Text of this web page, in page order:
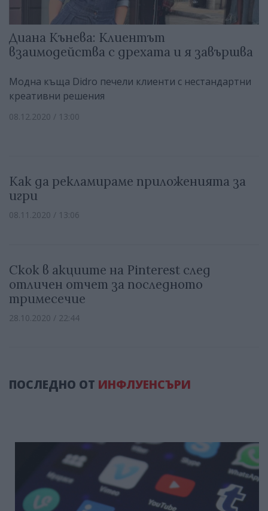
Диана Кънева: Клиентът
взаимодейства с дрехата и я завършва
Модна къща Didro печели клиенти с нестандартни
креативни решения
08.12.2020 / 13:00
Как да рекламираме приложенията за
игри
08.11.2020 / 13:06
Скок в акциите на Pinterest след
отличен отчет за последното
тримесечие
28.10.2020 / 22:44
ПОСЛЕДНО ОТ ИНФЛУЕНСЪРИ